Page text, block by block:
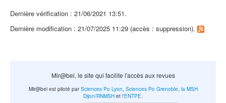
Dernière vérification : 21/06/2021 13:51.
Dernière modification : 21/07/2025 11:29 (accès : suppression).
Mir@bel, le site qui facilite l'accès aux revues
Mir@bel est piloté parSciences Po Lyon, Sciences Po Grenoble, la MSH
Dijon/RNMSH et l'ENTPE.